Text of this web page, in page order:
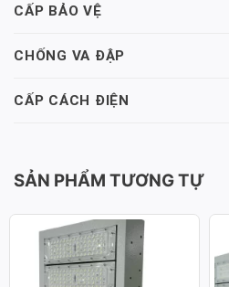
CẤP BẢO VỆ
CHỐNG VA ĐẬP
CẤP CÁCH ĐIỆN
SẢN PHẨM TƯƠNG TỰ